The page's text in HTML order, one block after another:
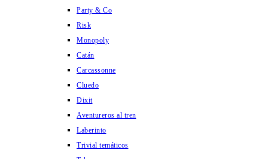
Party & Co
Risk
Monopoly
Catán
Carcassonne
Cluedo
Dixit
Aventureros al tren
Laberinto
Trivial temáticos